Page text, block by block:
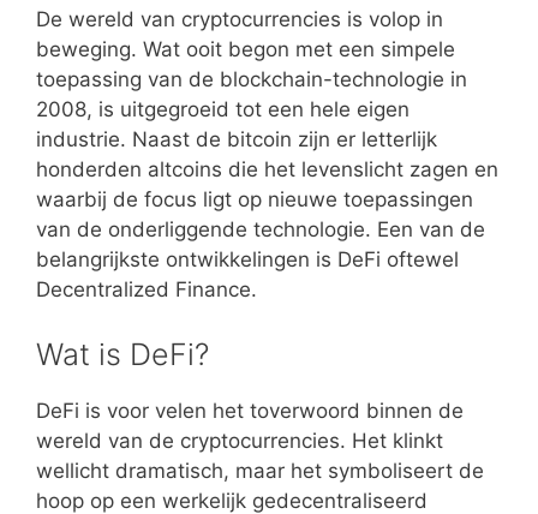
De wereld van cryptocurrencies is volop in
beweging. Wat ooit begon met een simpele
toepassing van de blockchain-technologie in
2008, is uitgegroeid tot een hele eigen
industrie. Naast de bitcoin zijn er letterlijk
honderden altcoins die het levenslicht zagen en
waarbij de focus ligt op nieuwe toepassingen
van de onderliggende technologie. Een van de
belangrijkste ontwikkelingen is DeFi oftewel
Decentralized Finance.
Wat is DeFi?
DeFi is voor velen het toverwoord binnen de
wereld van de cryptocurrencies. Het klinkt
wellicht dramatisch, maar het symboliseert de
hoop op een werkelijk gedecentraliseerd